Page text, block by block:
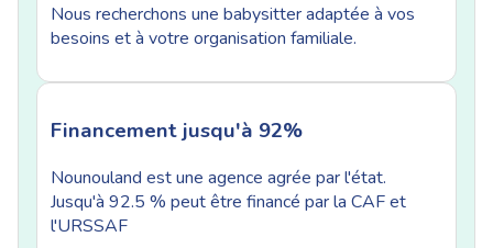
Nous recherchons une babysitter adaptée à vos
besoins et à votre organisation familiale.
Financement jusqu'à 92%
Nounouland est une agence agrée par l'état.
Jusqu'à 92.5 % peut être financé par la CAF et
l'URSSAF